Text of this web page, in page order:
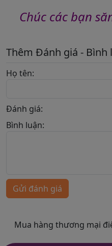
Chúc các bạn
Thêm Đánh giá - Bình
Họ tên:
Đánh giá:
Bình luận:
Gửi đánh giá
Mua hàng thương mại